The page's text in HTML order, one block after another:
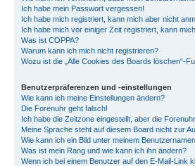
Ich habe mein Passwort vergessen!
Ich habe mich registriert, kann mich aber nicht
Ich habe mich vor einiger Zeit registriert, kann
Was ist COPPA?
Warum kann ich mich nicht registrieren?
Wozu ist die „Alle Cookies des Boards löschen“-
Benutzerpräferenzen und -einstellungen
Wie kann ich meine Einstellungen ändern?
Die Forenuhr geht falsch!
Ich habe die Zeitzone eingestellt, aber die
Meine Sprache steht auf diesem Board nicht zur
Wie kann ich ein Bild unter meinem
Was ist mein Rang und wie kann ich ihn ändern?
Wenn ich bei einem Benutzer auf den E-Mail-Link